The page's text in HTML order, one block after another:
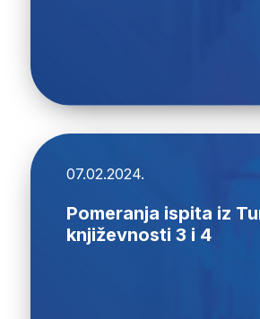
07.02.2024.
Pomeranja ispita iz
književnosti 3 i 4